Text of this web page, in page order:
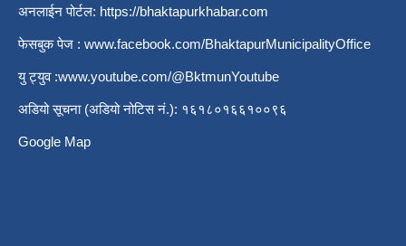
अनलाईन पोर्टल: https://bhaktapurkhabar.com
फेसबुक पेज : www.facebook.com/BhaktapurMunicipalityOffice
यु ट्युव :www.youtube.com/@BktmunYoutube
अडियो सूचना (अडियो नोटिस नं.): १६१८०१६६१००९६
Google Map